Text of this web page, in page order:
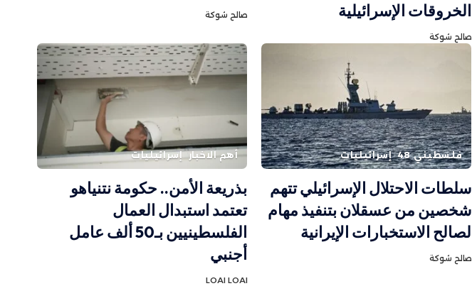
الخروقات الإسرائيلية
صالح شوكة
صالح شوكة
فلسطيني 48 إسرائيليات
سلطات الاحتلال الإسرائيلي تتهم
شخصين من عسقلان بتنفيذ مهام
لصالح الاستخبارات الإيرانية
صالح شوكة
أهم الاخبار إسرائيليات
بذريعة الأمن.. حكومة نتنياهو
تعتمد استبدال العمال
الفلسطينيين بـ50 ألف عامل
أجنبي
LOAI LOAI